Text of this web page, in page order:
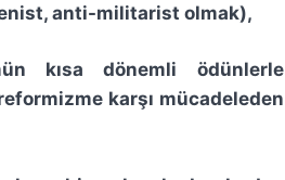
anti-militarist olmak),
kısa dönemli ödünlerle
karşı mücadeleden